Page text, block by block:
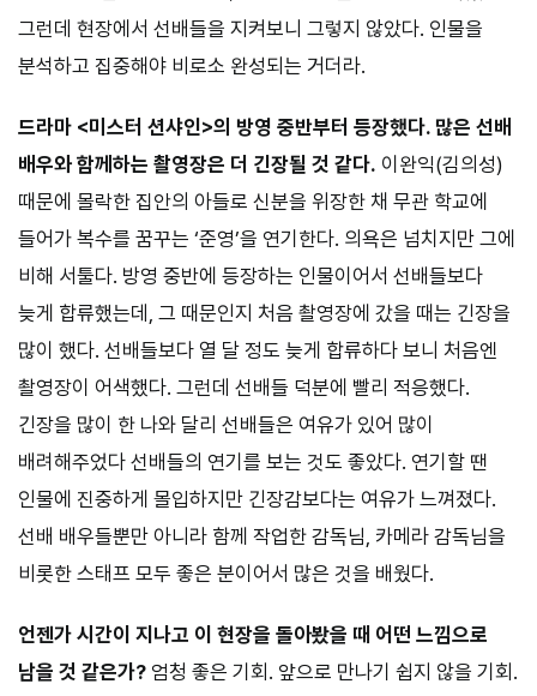
그런데 현장에서 선배들을 지켜보니 그렇지 않았다. 인물을
분석하고 집중해야 비로소 완성되는 거더라.
드라마 <미스터 션샤인>의 방영 중반부터 등장했다. 많은 선배
배우와 함께하는 촬영장은 더 긴장될 것 같다. 이완익(김의성)
때문에 몰락한 집안의 아들로 신분을 위장한 채 무관 학교에
들어가 복수를 꿈꾸는 ‘준영’을 연기한다. 의욕은 넘치지만 그에
비해 서툴다. 방영 중반에 등장하는 인물이어서 선배들보다
늦게 합류했는데, 그 때문인지 처음 촬영장에 갔을 때는 긴장을
많이 했다. 선배들보다 열 달 정도 늦게 합류하다 보니 처음엔
촬영장이 어색했다. 그런데 선배들 덕분에 빨리 적응했다.
긴장을 많이 한 나와 달리 선배들은 여유가 있어 많이
배려해주었다 선배들의 연기를 보는 것도 좋았다. 연기할 땐
인물에 진중하게 몰입하지만 긴장감보다는 여유가 느껴졌다.
선배 배우들뿐만 아니라 함께 작업한 감독님, 카메라 감독님을
비롯한 스태프 모두 좋은 분이어서 많은 것을 배웠다.
언젠가 시간이 지나고 이 현장을 돌아봤을 때 어떤 느낌으로
남을 것 같은가? 엄청 좋은 기회. 앞으로 만나기 쉽지 않을 기회.